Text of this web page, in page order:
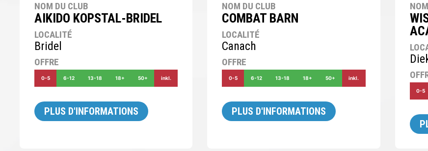
NOM DU CLUB
AIKIDO KOPSTAL-BRIDEL
LOCALITÉ
Bridel
OFFRE
0-5 6-12 13-18 18+ 50+ inkl.
PLUS D'INFORMATIONS
NOM DU CLUB
COMBAT BARN
LOCALITÉ
Canach
OFFRE
0-5 6-12 13-18 18+ 50+ inkl.
PLUS D'INFORMATIONS
0-5